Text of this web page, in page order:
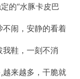
的“水豚卡皮巴
闹，安静的看着
鞋，一刻不消
来越多，干脆就